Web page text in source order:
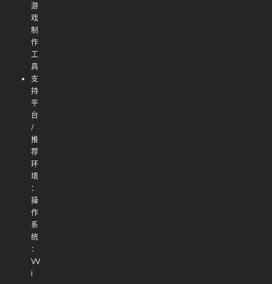
游
戏
制
作
工
具
支
持
平
台
/
推
荐
环
境
：
操
作
系
统
：
W
i